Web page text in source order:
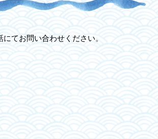
てお問い合わせください。